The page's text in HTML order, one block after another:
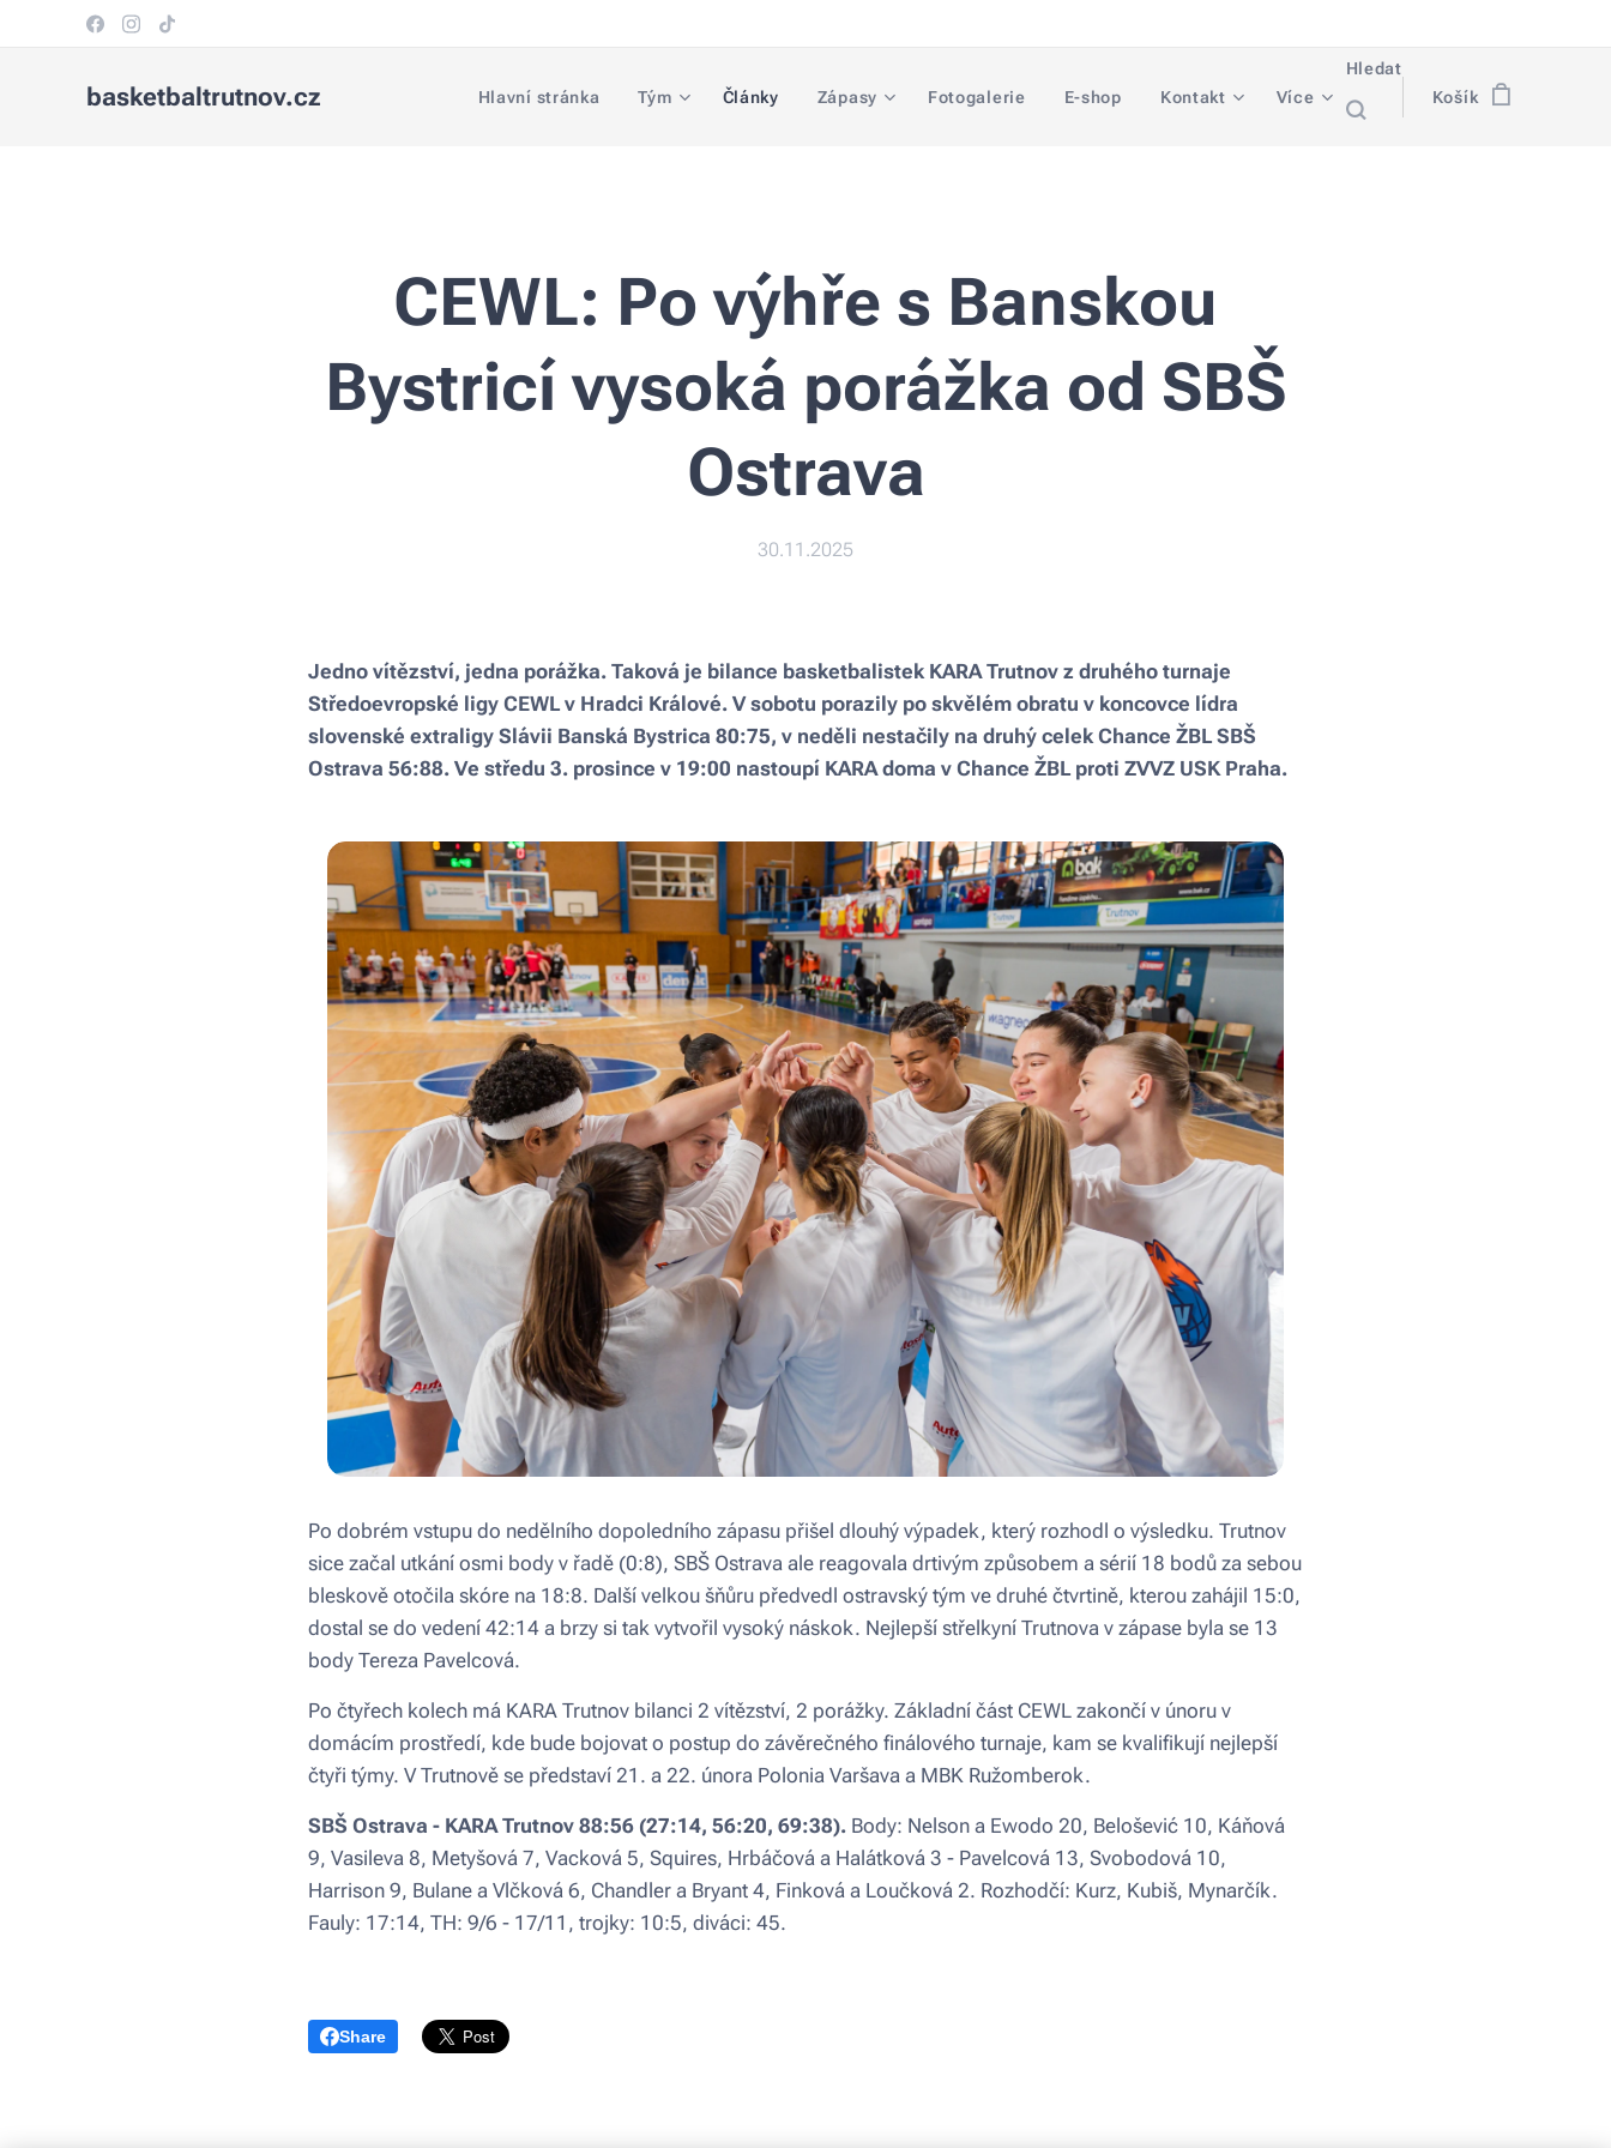
basketbaltrutnov.cz Hlavní stránka Tým Články Zápasy Fotogalerie E-shop Kontakt Více
Hledat
Košík
CEWL: Po výhře s Banskou
Bystricí vysoká porážka od SBŠ
Ostrava
30.11.2025
Jedno vítězství, jedna porážka. Taková je bilance basketbalistek KARA Trutnov z druhého turnaje
Středoevropské ligy CEWL v Hradci Králové. V sobotu porazily po skvělém obratu v koncovce lídra
slovenské extraligy Slávii Banská Bystrica 80:75, v neděli nestačily na druhý celek Chance ŽBL SBŠ
Ostrava 56:88. Ve středu 3. prosince v 19:00 nastoupí KARA doma v Chance ŽBL proti ZVVZ USK Praha.
Po dobrém vstupu do nedělního dopoledního zápasu přišel dlouhý výpadek, který rozhodl o výsledku. Trutnov
sice začal utkání osmi body v řadě (0:8), SBŠ Ostrava ale reagovala drtivým způsobem a sérií 18 bodů za sebou
bleskově otočila skóre na 18:8. Další velkou šňůru předvedl ostravský tým ve druhé čtvrtině, kterou zahájil 15:0,
dostal se do vedení 42:14 a brzy si tak vytvořil vysoký náskok. Nejlepší střelkyní Trutnova v zápase byla se 13
body Tereza Pavelcová.
Po čtyřech kolech má KARA Trutnov bilanci 2 vítězství, 2 porážky. Základní část CEWL zakončí v únoru v
domácím prostředí, kde bude bojovat o postup do závěrečného finálového turnaje, kam se kvalifikují nejlepší
čtyři týmy. V Trutnově se představí 21. a 22. února Polonia Varšava a MBK Ružomberok.
SBŠ Ostrava - KARA Trutnov 88:56 (27:14, 56:20, 69:38). Body: Nelson a Ewodo 20, Belošević 10, Káňová
9, Vasileva 8, Metyšová 7, Vacková 5, Squires, Hrbáčová a Halátková 3 - Pavelcová 13, Svobodová 10,
Harrison 9, Bulane a Vlčková 6, Chandler a Bryant 4, Finková a Loučková 2. Rozhodčí: Kurz, Kubiš, Mynarčík.
Fauly: 17:14, TH: 9/6 - 17/11, trojky: 10:5, diváci: 45.
Share